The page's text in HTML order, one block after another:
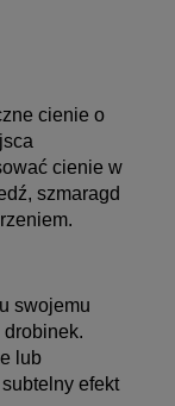
cienie o
cienie w
szmaragd
swojemu
drobinek.
lub
efekt